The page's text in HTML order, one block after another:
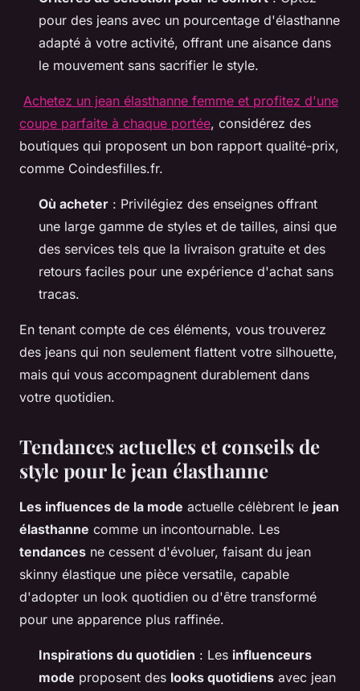
pour des jeans avec un pourcentage d'élasthanne
adapté à votre activité, offrant une aisance dans
le mouvement sans sacrifier le style.
Achetez un jean élasthanne femme et profitez d'une
coupe parfaite à chaque portée, considérez des
boutiques qui proposent un bon rapport qualité-prix,
comme Coindesfilles.fr.
Où acheter : Privilégiez des enseignes offrant
une large gamme de styles et de tailles, ainsi que
des services tels que la livraison gratuite et des
retours faciles pour une expérience d'achat sans
tracas.
En tenant compte de ces éléments, vous trouverez
des jeans qui non seulement flattent votre silhouette,
mais qui vous accompagnent durablement dans
votre quotidien.
Tendances actuelles et conseils de
style pour le jean élasthanne
Les influences de la mode actuelle célèbrent le jean
élasthanne comme un incontournable. Les
tendances ne cessent d'évoluer, faisant du jean
skinny élastique une pièce versatile, capable
d'adopter un look quotidien ou d'être transformé
pour une apparence plus raffinée.
Inspirations du quotidien : Les influenceurs
mode proposent des looks quotidiens avec jean